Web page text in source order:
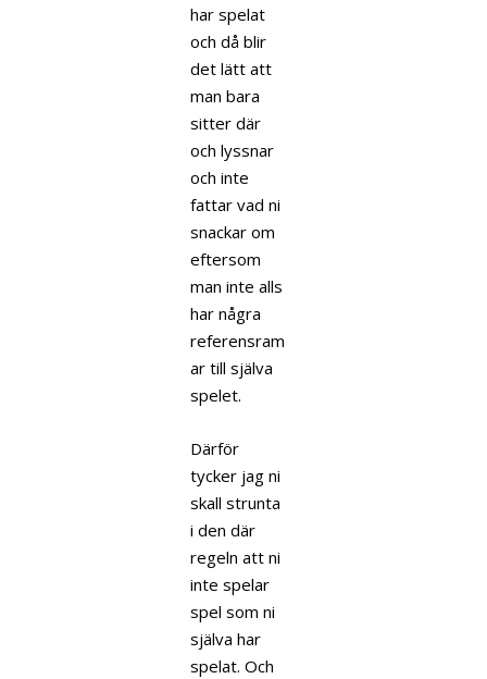
har spelat
och då blir
det lätt att
man bara
sitter där
och lyssnar
och inte
fattar vad ni
snackar om
eftersom
man inte alls
har några
referensram
ar till själva
spelet.
Därför
tycker jag ni
skall strunta
i den där
regeln att ni
inte spelar
spel som ni
själva har
spelat. Och